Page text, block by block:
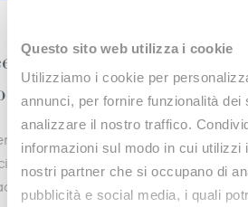
Questo sito web utilizza i cookie
Utilizziamo i cookie per
annunci, per fornire funzionalità dei
analizzare il nostro traffico.
informazioni sul modo in cui utilizzi
nostri partner che si occupano di
pubblicità e social media, i quali
Long Stay Offer
Book your holiday of three
breakfast and dinner, and
total relaxation on exceptional
ПОДРОБНЕЕ